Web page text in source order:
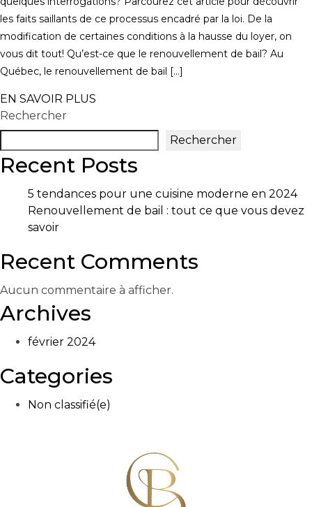
les faits saillants de ce processus encadré par la loi. De la
modification de certaines conditions à la hausse du loyer, on
vous dit tout! Qu’est-ce que le renouvellement de bail? Au
Québec, le renouvellement de bail […]
EN SAVOIR PLUS
Rechercher
Rechercher
Recent Posts
5 tendances pour une cuisine moderne en 2024
Renouvellement de bail : tout ce que vous devez
savoir
Recent Comments
Aucun commentaire à afficher.
Archives
février 2024
Categories
Non classifié(e)